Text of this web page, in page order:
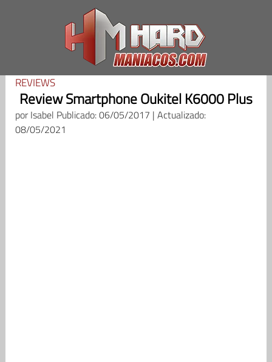
REVIEWS
Review Smartphone Oukitel K6000 Plus
porIsabel Publicado: 06/05/2017 | Actualizado:
08/05/2021